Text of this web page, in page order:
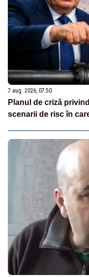
7 aug. 2026, 07:50
Planul de criză
scenarii de risc în